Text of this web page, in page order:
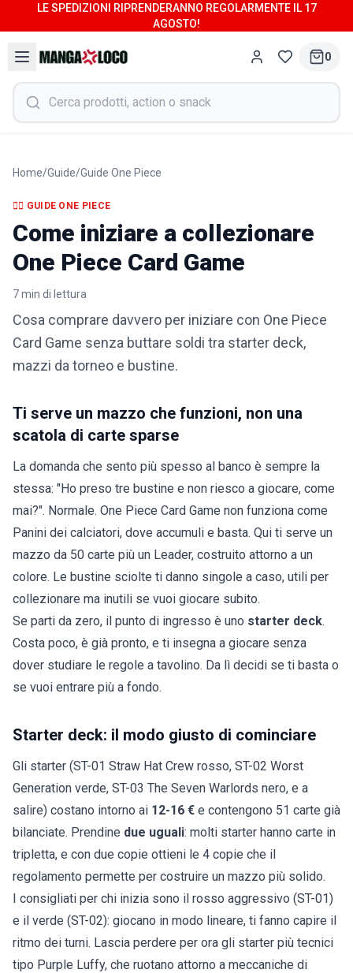
LE SPEDIZIONI RIPRENDERANNO REGOLARMENTE IL 17
AGOSTO!
0
Home/Guide/Guide One Piece
🏴‍☠️ GUIDE ONE PIECE
Come iniziare a collezionare
One Piece Card Game
7min di lettura
Cosa comprare davvero per iniziare con One Piece
Card Game senza buttare soldi tra starter deck,
mazzi da torneo e bustine.
Ti serve un mazzo che funzioni, non una
scatola di carte sparse
La domanda che sento più spesso al banco è sempre la
stessa: "Ho preso tre bustine e non riesco a giocare, come
mai?". Normale. One Piece Card Game non funziona come
Panini dei calciatori, dove accumuli e basta. Qui ti serve un
mazzo da 50 carte più un Leader, costruito attorno a un
colore. Le bustine sciolte ti danno singole a caso, utili per
collezionare ma inutili se vuoi giocare subito.
Se parti da zero, il punto di ingresso è uno starter deck.
Costa poco, è già pronto, e ti insegna a giocare senza
dover studiare le regole a tavolino. Da lì decidi se ti basta o
se vuoi entrare più a fondo.
Starter deck: il modo giusto di cominciare
Gli starter (ST-01 Straw Hat Crew rosso, ST-02 Worst
Generation verde, ST-03 The Seven Warlords nero, e a
salire) costano intorno ai 12-16 € e contengono 51 carte già
bilanciate. Prendine due uguali: molti starter hanno carte in
tripletta, e con due copie ottieni le 4 copie che il
regolamento permette per costruire un mazzo più solido.
I consigliati per chi inizia sono il rosso aggressivo (ST-01)
e il verde (ST-02): giocano in modo lineare, ti fanno capire il
ritmo dei turni. Lascia perdere per ora gli starter più tecnici
tipo Purple Luffy, che ruotano attorno a meccaniche di